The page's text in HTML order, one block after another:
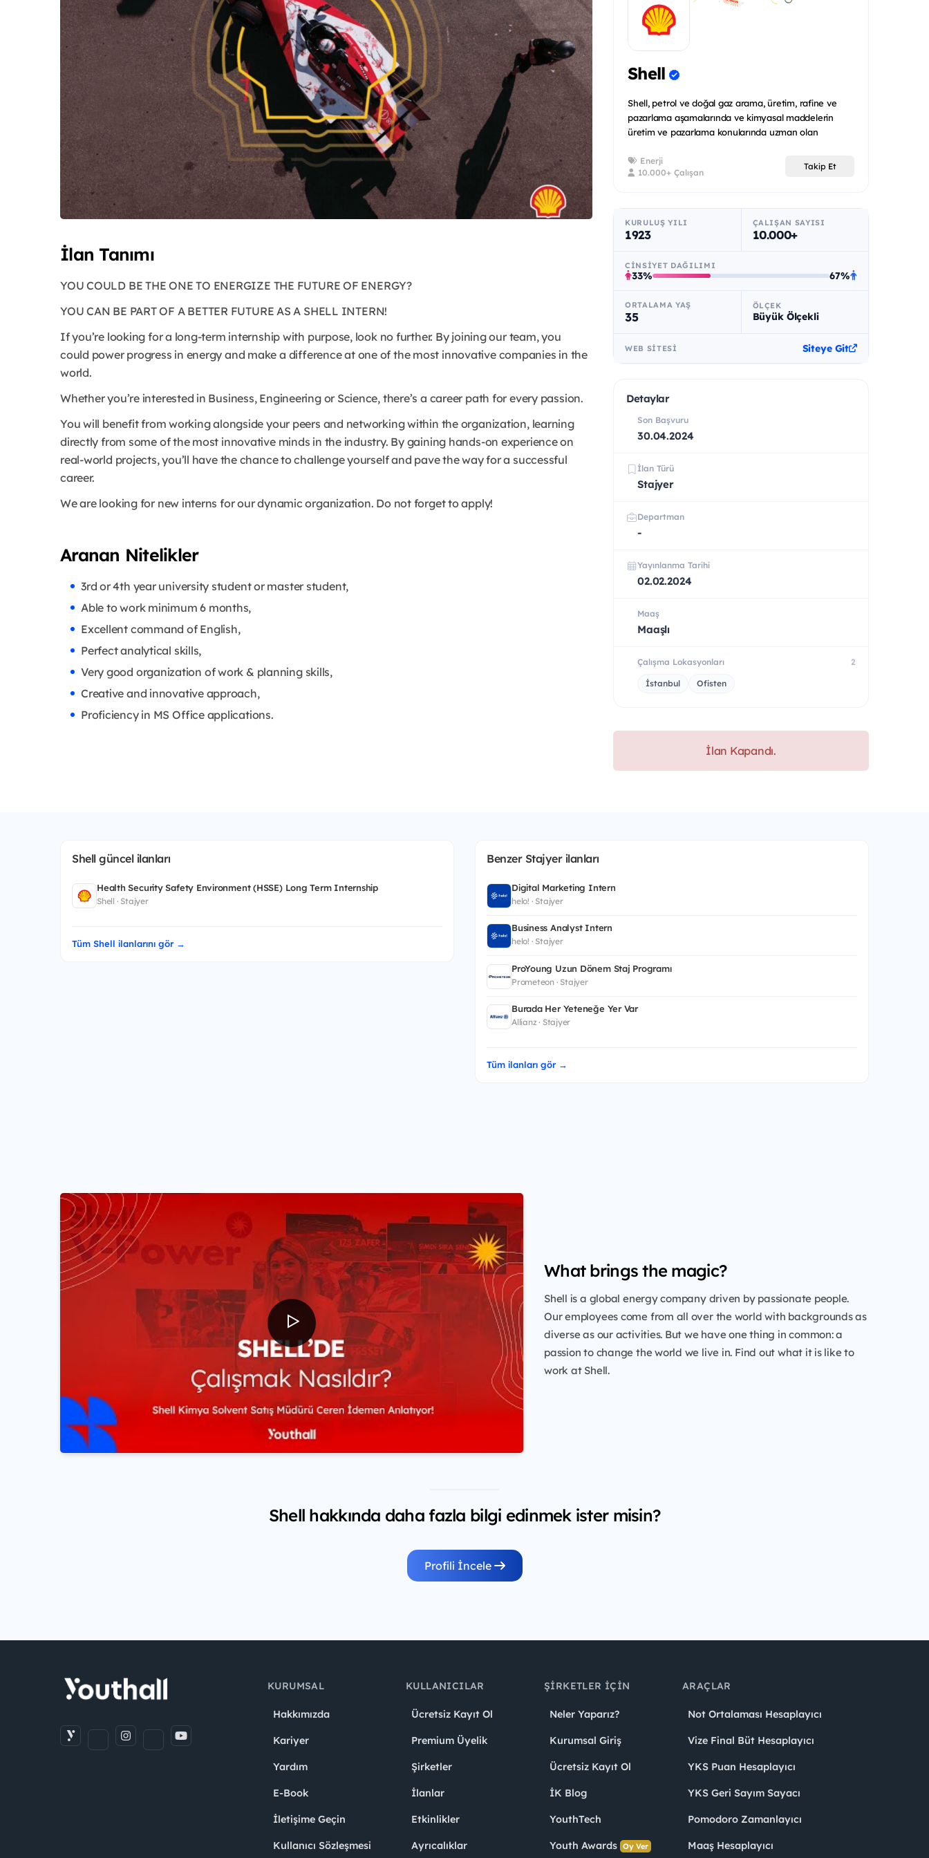
İlan Tanımı
YOU COULD BE THE ONE TO ENERGIZE THE FUTURE OF ENERGY?
YOU CAN BE PART OF A BETTER FUTURE AS A SHELL INTERN!
If you’re looking for a long-term internship with purpose, look no further. By joining our team, you
could power progress in energy and make a difference at one of the most innovative companies in the
world.
Whether you’re interested in Business, Engineering or Science, there’s a career path for every passion.
You will benefit from working alongside your peers and networking within the organization, learning
directly from some of the most innovative minds in the industry. By gaining hands-on experience on
real-world projects, you’ll have the chance to challenge yourself and pave the way for a successful
career.
We are looking for new interns for our dynamic organization. Do not forget to apply!
Aranan Nitelikler
3rd or 4th year university student or master student,
Able to work minimum 6 months,
Excellent command of English,
Perfect analytical skills,
Very good organization of work & planning skills,
Creative and innovative approach,
Proficiency in MS Office applications.
Shell
Shell, petrol ve doğal gaz arama, üretim, rafine ve
pazarlama aşamalarında ve kimyasal maddelerin
üretim ve pazarlama konularında uzman olan
Enerji
10.000+ Çalışan
Takip Et
KURULUŞ YILI
1923
ÇALIŞAN SAYISI
10.000+
CINSIYET DAĞILIMI
33% 67%
ORTALAMA YAŞ
35
ÖLÇEK
Büyük Ölçekli
WEB SITESI Siteye Git
Detaylar
Son Başvuru
30.04.2024
İlan Türü
Stajyer
Departman
-
Yayınlanma Tarihi
02.02.2024
Maaş
Maaşlı
Çalışma Lokasyonları 2
İstanbul Ofisten
İlan Kapandı.
Shell güncel ilanları
Health Security Safety Environment (HSSE) Long Term Internship
Shell · Stajyer
Tüm Shell ilanlarını gör →
Benzer Stajyer ilanları
Digital Marketing Intern
helo! · Stajyer
Business Analyst Intern
helo! · Stajyer
ProYoung Uzun Dönem Staj Programı
Prometeon · Stajyer
Burada Her Yeteneğe Yer Var
Allianz · Stajyer
Tüm ilanları gör →
What brings the magic?
Shell is a global energy company driven by passionate people.
Our employees come from all over the world with backgrounds as
diverse as our activities. But we have one thing in common: a
passion to change the world we live in. Find out what it is like to
work at Shell.
Shell hakkında daha fazla bilgi edinmek ister misin?
Profili İncele
KURUMSAL
Hakkımızda
Kariyer
Yardım
E-Book
İletişime Geçin
Kullanıcı Sözleşmesi
KULLANICILAR
Ücretsiz Kayıt Ol
Premium Üyelik
Şirketler
İlanlar
Etkinlikler
Ayrıcalıklar
ŞIRKETLER İÇIN
Neler Yaparız?
Kurumsal Giriş
Ücretsiz Kayıt Ol
İK Blog
YouthTech
Youth Awards Oy Ver
ARAÇLAR
Not Ortalaması Hesaplayıcı
Vize Final Büt Hesaplayıcı
YKS Puan Hesaplayıcı
YKS Geri Sayım Sayacı
Pomodoro Zamanlayıcı
Maaş Hesaplayıcı